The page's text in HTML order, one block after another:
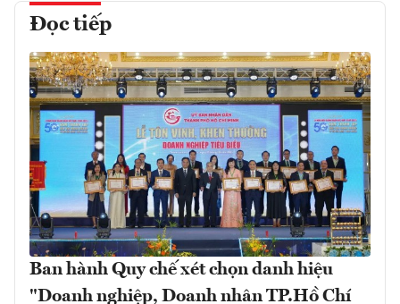
Đọc tiếp
Ban hành Quy chế xét chọn danh hiệu
"Doanh nghiệp, Doanh nhân TP.Hồ Chí